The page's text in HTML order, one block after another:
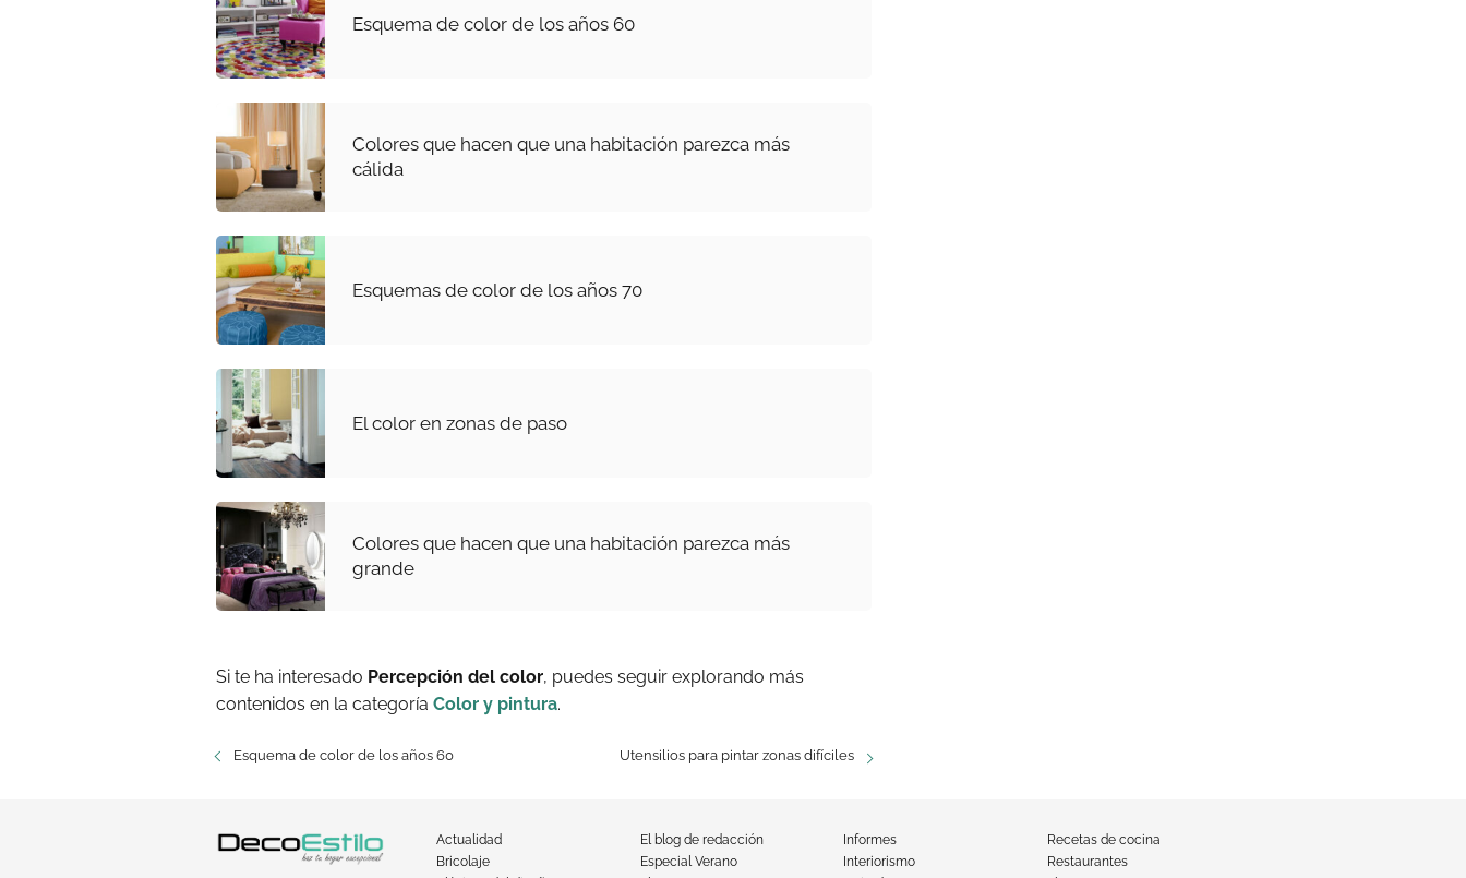
Esquema de color de los años 60
Colores que hacen que una habitación parezca más
cálida
Esquemas de color de los años 70
El color en zonas de paso
Colores que hacen que una habitación parezca más
grande
Si te ha interesado Percepción del color, puedes seguir explorando más
contenidos en la categoría Color y pintura.
Esquema de color de los años 60 Utensilios para pintar zonas difíciles
Actualidad
Bricolaje
El blog de redacción
Especial Verano
Informes
Interiorismo
Recetas de cocina
Restaurantes